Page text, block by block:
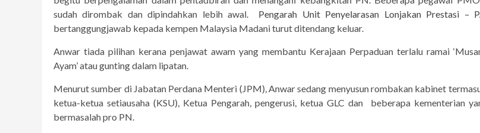
sudah dirombak dan dipindahkan lebih awal. Pengarah Unit Penyelarasan Lonjakan Prestasi –
bertanggungjawab kepada kempen Malaysia Madani turut ditendang keluar.
Anwar tiada pilihan kerana penjawat awam yang membantu Kerajaan Perpaduan terlalu ramai
Ayam’ atau gunting dalam lipatan.
Menurut sumber di Jabatan Perdana Menteri (JPM), Anwar sedang menyusun rombakan kabinet
ketua-ketua setiausaha (KSU), Ketua Pengarah, pengerusi, ketua GLC dan beberapa kementerian
bermasalah pro PN.